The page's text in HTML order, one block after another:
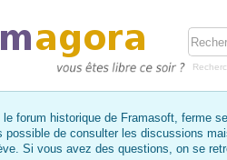
le forum historique de Framasoft, ferme
de consulter les discussions
Si vous avez des questions, on se